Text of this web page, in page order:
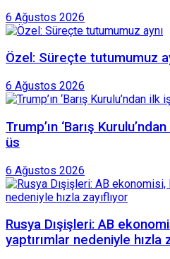
6 Ağustos 2026
Özel: Süreçte tutumumuz
6 Ağustos 2026
Trump’ın ‘Barış
üs
6 Ağustos 2026
Rusya Dışişleri: AB
yaptırımlar nedeniyle hızla